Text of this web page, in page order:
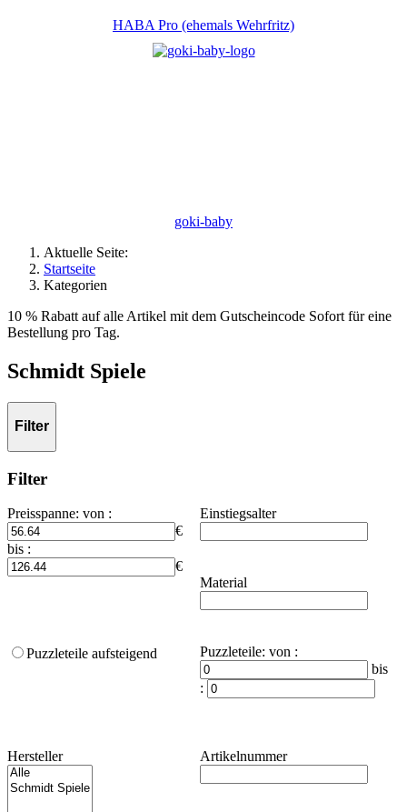
HABA Pro (ehemals Wehrfritz)
goki-baby
Aktuelle Seite:
Startseite
Kategorien
10 % Rabatt auf alle Artikel mit dem Gutscheincode Sofort für eine
Bestellung pro Tag.
Schmidt Spiele
Filter
Filter
Preisspanne: von :
€
bis :
€
Einstiegsalter
Material
Puzzleteile aufsteigend Puzzleteile: von :
bis
:
Hersteller Artikelnummer